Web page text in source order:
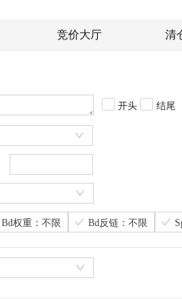
竞价大厅 清
开头 结尾
Bd权重：不限 Bd反链：不限